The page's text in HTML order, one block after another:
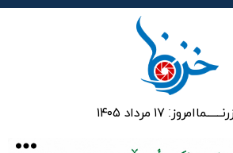
امروز: ۱۷ مرداد ۱۴۰۵